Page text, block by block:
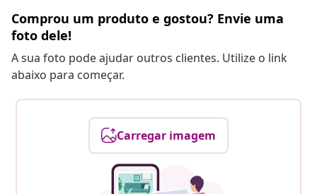
Comprou um produto e gostou? Envie uma
foto dele!
A sua foto pode ajudar outros clientes. Utilize o link
abaixo para começar.
Carregar imagem